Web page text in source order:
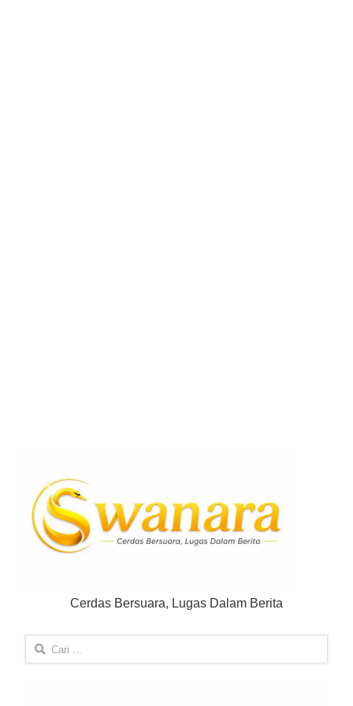
Cerdas Bersuara, Lugas Dalam Berita
Cari